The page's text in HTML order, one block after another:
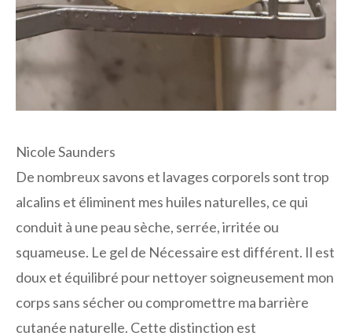
Nicole Saunders
De nombreux savons et lavages corporels sont trop
alcalins et éliminent mes huiles naturelles, ce qui
conduit à une peau sèche, serrée, irritée ou
squameuse. Le gel de Nécessaire est différent. Il est
doux et équilibré pour nettoyer soigneusement mon
corps sans sécher ou compromettre ma barrière
cutanée naturelle. Cette distinction est